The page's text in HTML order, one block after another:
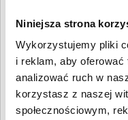
Niniejsza strona
Wykorzystujemy pliki
i reklam, aby oferować
analizować ruch w
korzystasz z naszej
społecznościowym,
Szukaj dłużnika
Wpisz NIP, REGON, KRS,
dłużnika lub inną szukaną